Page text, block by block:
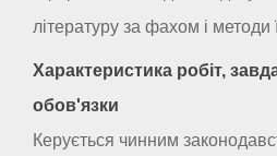
літературу за фахом і методи
Характеристика робіт,
обов'язки
Керується чинним